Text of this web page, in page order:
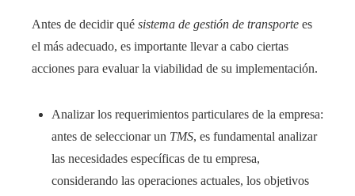
Antes de decidir qué sistema de gestión de transporte es
el más adecuado, es importante llevar a cabo ciertas
acciones para evaluar la viabilidad de su implementación.
Analizar los requerimientos particulares de la empresa:
antes de seleccionar un TMS, es fundamental analizar
las necesidades específicas de tu empresa,
considerando las operaciones actuales, los objetivos